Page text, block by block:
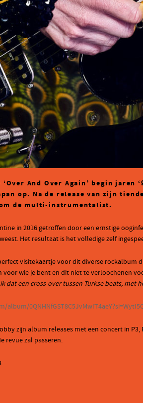
And Over Again’ begin
op. Na de release van zijn
de multi-instrumentalist.
in 2016 getroffen door een ernstige
Het resultaat is het volledige zelf
perfect visitekaartje voor dit diverse
wie je bent en dit niet te verloochenen
dat een cross-over tussen Turkse beats, met
zijn album releases met een concert in
revue zal passeren.